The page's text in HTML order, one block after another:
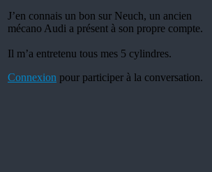
J’en connais un bon sur Neuch, un ancien
mécano Audi a présent à son propre compte.
Il m’a entretenu tous mes 5 cylindres.
Connexion pour participer à la conversation.